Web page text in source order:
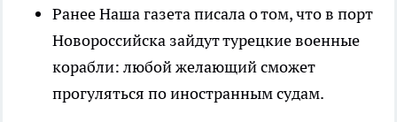
Ранее Наша газета писала о том, что в порт
Новороссийска зайдут турецкие военные
корабли: любой желающий сможет
прогуляться по иностранным судам.